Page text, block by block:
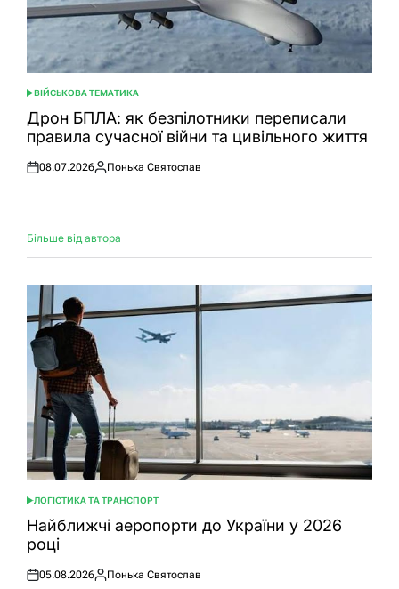
ОПУБЛІКУВАТИ
У
ВІЙСЬКОВА ТЕМАТИКА
Дрон БПЛА: як безпілотники переписали
правила сучасної війни та цивільного життя
Оприлюднено
08.07.2026
Опубліковано
Понька Святослав
Більше від автора
ОПУБЛІКУВАТИ
У
ЛОГІСТИКА ТА ТРАНСПОРТ
Найближчі аеропорти до України у 2026
році
Оприлюднено
05.08.2026
Опубліковано
Понька Святослав